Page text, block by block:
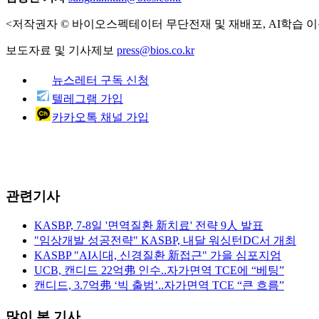
<저작권자 © 바이오스펙테이터 무단전재 및 재배포, AI학습
보도자료 및 기사제보 press@bios.co.kr
뉴스레터 구독 신청
텔레그램 가입
카카오톡 채널 가입
관련기사
KASBP, 7-8일 '면역질환 新치료' 전략 9人 발표
"임상개발 성공전략" KASBP, 내달 워싱턴DC서 개최
KASBP "AI시대, 신경질환 新접근" 가을 심포지엄
UCB, 캔디드 22억弗 인수..자가면역 TCE에 “베팅”
캔디드, 3.7억弗 ‘빅 출범’..자가면역 TCE “큰 흐름”